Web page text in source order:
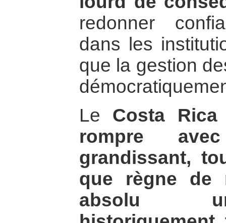
redonner
dans les
que la gestion
Le Costa Rica
rompre
grandissant,
que règne de
absolu